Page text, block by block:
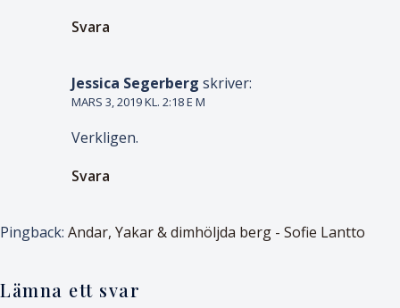
Svara
Jessica Segerberg skriver:
MARS 3, 2019 KL. 2:18 E M
Verkligen.
Svara
Pingback: Andar, Yakar & dimhöljda berg - Sofie Lantto
Lämna ett svar